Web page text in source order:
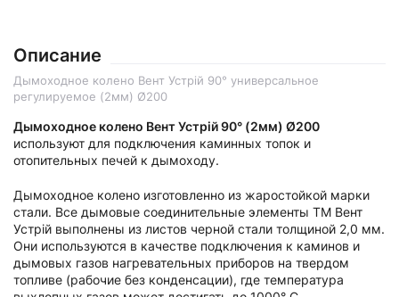
Описание
Дымоходное колено Вент Устрій 90° универсальное
регулируемое (2мм) Ø200
Дымоходное колено Вент Устрій 90° (2мм) Ø200
используют для подключения каминных топок и
отопительных печей к дымоходу.
Дымоходное колено изготовленно из жаростойкой марки
стали. Все дымовые соединительные элементы ТМ Вент
Устрій выполнены из листов черной стали толщиной 2,0 мм.
Они используются в качестве подключения к каминов и
дымовых газов нагревательных приборов на твердом
топливе (рабочие без конденсации), где температура